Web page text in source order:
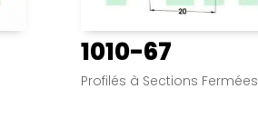
1010-67
Profilés à Sections Fermées